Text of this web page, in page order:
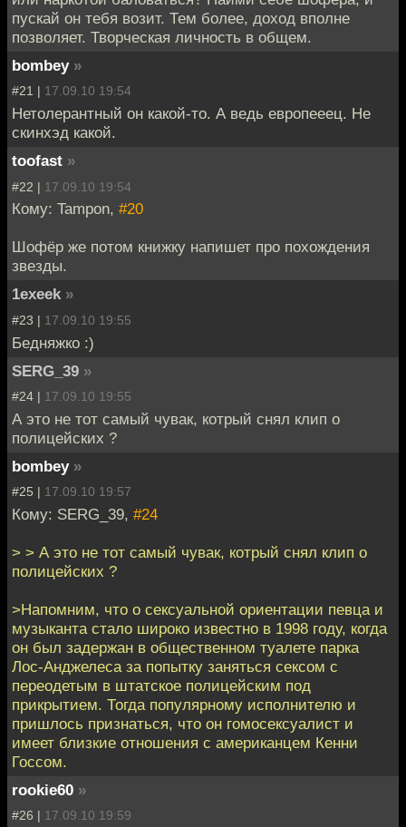
пускай он тебя возит. Тем более, доход вполне
позволяет. Творческая личность в общем.
bombey »
#21 | 17.09.10 19:54
Нетолерантный он какой-то. А ведь европееец. Не
скинхэд какой.
toofast »
#22 | 17.09.10 19:54
Кому: Tampon, #20
Шофёр же потом книжку напишет про похождения
звезды.
1exeek »
#23 | 17.09.10 19:55
Бедняжко :)
SERG_39 »
#24 | 17.09.10 19:55
А это не тот самый чувак, котрый снял клип о
полицейских ?
bombey »
#25 | 17.09.10 19:57
Кому: SERG_39, #24
> > А это не тот самый чувак, котрый снял клип о
полицейских ?
>Напомним, что о сексуальной ориентации певца и
музыканта стало широко известно в 1998 году, когда
он был задержан в общественном туалете парка
Лос-Анджелеса за попытку заняться сексом с
переодетым в штатское полицейским под
прикрытием. Тогда популярному исполнителю и
пришлось признаться, что он гомосексуалист и
имеет близкие отношения с американцем Кенни
Госсом.
rookie60 »
#26 | 17.09.10 19:59